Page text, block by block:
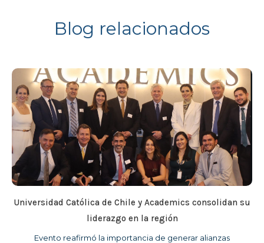
Blog relacionados
Universidad Católica de Chile y Academics consolidan su
liderazgo en la región
Evento reafirmó la importancia de generar alianzas